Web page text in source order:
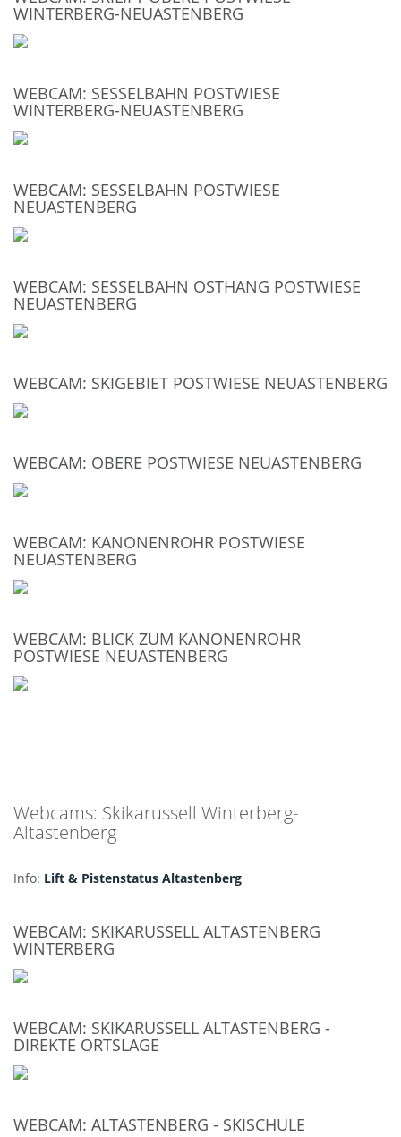
WINTERBERG-NEUASTENBERG
WEBCAM: SESSELBAHN POSTWIESE
WINTERBERG-NEUASTENBERG
WEBCAM: SESSELBAHN POSTWIESE
NEUASTENBERG
WEBCAM: SESSELBAHN OSTHANG POSTWIESE
NEUASTENBERG
WEBCAM: SKIGEBIET POSTWIESE NEUASTENBERG
WEBCAM: OBERE POSTWIESE NEUASTENBERG
WEBCAM: KANONENROHR POSTWIESE
NEUASTENBERG
WEBCAM: BLICK ZUM KANONENROHR
POSTWIESE NEUASTENBERG
Webcams: Skikarussell Winterberg-
Altastenberg
Info: Lift & Pistenstatus Altastenberg
WEBCAM: SKIKARUSSELL ALTASTENBERG
WINTERBERG
WEBCAM: SKIKARUSSELL ALTASTENBERG -
DIREKTE ORTSLAGE
WEBCAM: ALTASTENBERG - SKISCHULE